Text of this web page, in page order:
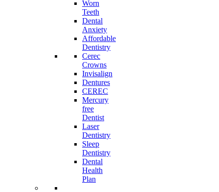
Worn
Teeth
Dental
Anxiety
Affordable
Dentistry
Cerec
Crowns
Invisalign
Dentures
CEREC
Mercury
free
Dentist
Laser
Dentistry
Sleep
Dentistry
Dental
Health
Plan